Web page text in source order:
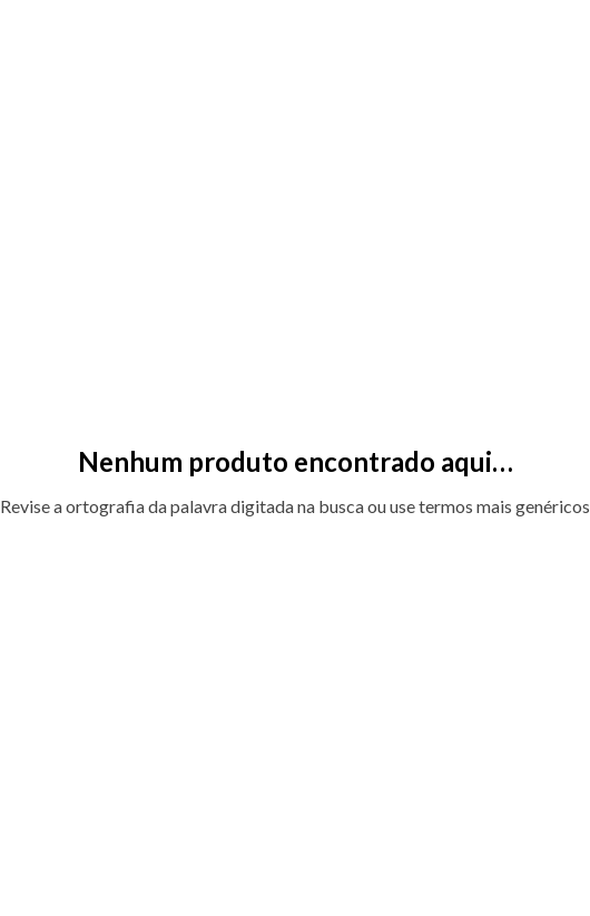
Nenhum produto encontrado aqui…
Revise a ortografia da palavra digitada na busca ou use termos mais genéricos